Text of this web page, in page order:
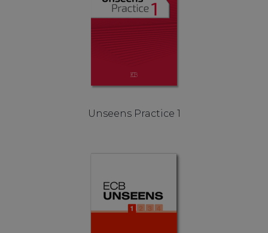
Unseens Practice 1